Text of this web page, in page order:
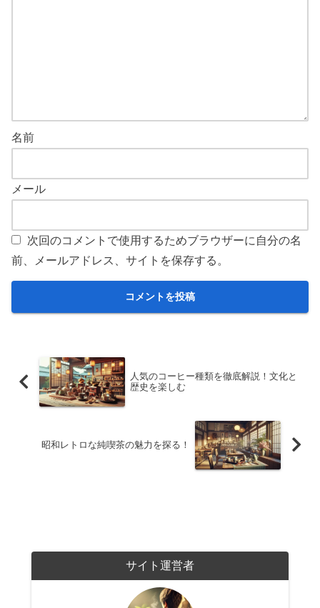
名前
メール
次回のコメントで使用するためブラウザーに自分の名
前、メールアドレス、サイトを保存する。
人気のコーヒー種類を徹底解説！文化と
歴史を楽しむ
昭和レトロな純喫茶の魅力を探る！
サイト運営者